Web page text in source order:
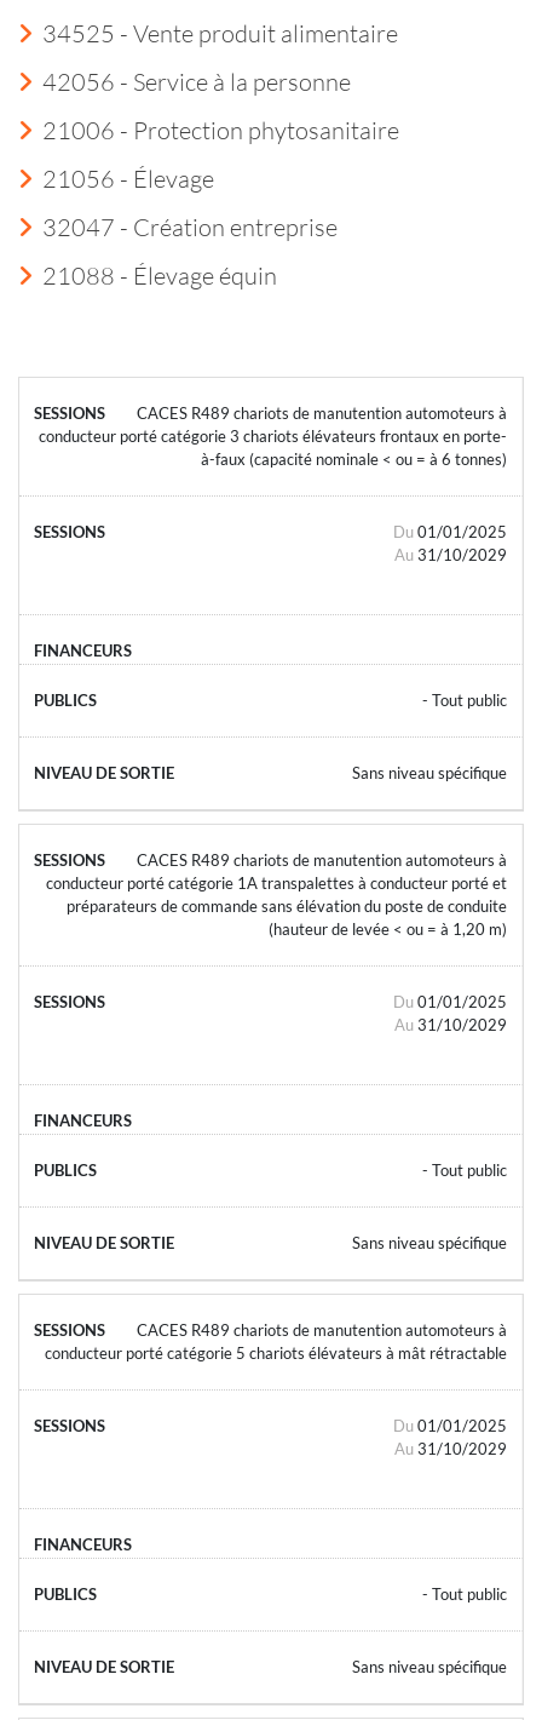
34525 - Vente produit alimentaire
42056 - Service à la personne
21006 - Protection phytosanitaire
21056 - Élevage
32047 - Création entreprise
21088 - Élevage équin
CACES R489 chariots de manutention automoteurs à
conducteur porté catégorie 3 chariots élévateurs frontaux en porte-
à-faux (capacité nominale < ou = à 6 tonnes)
Du 01/01/2025
Au 31/10/2029
- Tout public
Sans niveau spécifique
CACES R489 chariots de manutention automoteurs à
conducteur porté catégorie 1A transpalettes à conducteur porté et
préparateurs de commande sans élévation du poste de conduite
(hauteur de levée < ou = à 1,20 m)
Du 01/01/2025
Au 31/10/2029
- Tout public
Sans niveau spécifique
CACES R489 chariots de manutention automoteurs à
conducteur porté catégorie 5 chariots élévateurs à mât rétractable
Du 01/01/2025
Au 31/10/2029
- Tout public
Sans niveau spécifique